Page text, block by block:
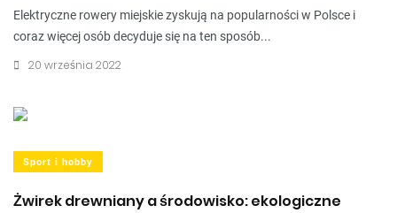
Elektryczne rowery miejskie zyskują na popularności w Polsce i
coraz więcej osób decyduje się na ten sposób...
20 września 2022
Sport i hobby
Żwirek drewniany a środowisko: ekologiczne